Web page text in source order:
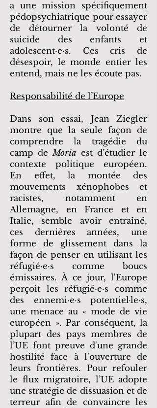
a une mission spécifiquement
pédopsychiatrique pour essayer
de détourner la volonté de
suicide des enfants et
adolescent·e·s. Ces cris de
désespoir, le monde entier les
entend, mais ne les écoute pas.
Responsabilité de l’Europe
Dans son essai, Jean Ziegler
montre que la seule façon de
comprendre la tragédie du
camp deMoria est d’étudier le
contexte politique européen.
En effet, la montée des
mouvements xénophobes et
racistes, notamment en
Allemagne, en France et en
Italie, semble avoir entraîné,
ces dernières années, une
forme de glissement dans la
façon de penser en utilisant les
réfugié·e·s comme boucs
émissaires. À ce jour, l'Europe
perçoit les réfugié·e·s comme
des ennemi·e·s potentiel·le·s,
une menace au « mode de vie
européen ». Par conséquent, la
plupart des pays membres de
l’UE font preuve d'une grande
hostilité face à l'ouverture de
leurs frontières. Pour refouler
le flux migratoire, l’UE adopte
une stratégie de dissuasion et de
terreur afin de convaincre les